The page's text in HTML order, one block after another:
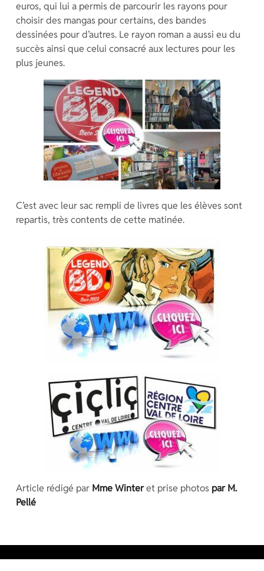
euros, qui lui a permis de parcourir les rayons pour
choisir des mangas pour certains, des bandes
dessinées pour d’autres. Le rayon roman a aussi eu du
succès ainsi que celui consacré aux lectures pour les
plus jeunes.
C’est avec leur sac rempli de livres que les élèves sont
repartis, très contents de cette matinée.
Article rédigé par Mme Winteret prise photospar M.
Pellé